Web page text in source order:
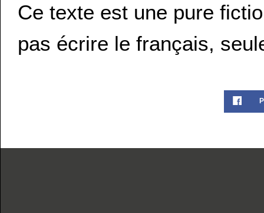
Ce texte est une pure
pas écrire le français,